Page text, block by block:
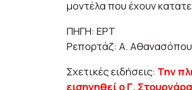
μοντέλα που έχουν
ΠΗΓΗ: ΕΡΤ
Ρεπορτάζ: Α.
Σχετικές ειδήσεις: Την
εισηγηθεί ο Γ.